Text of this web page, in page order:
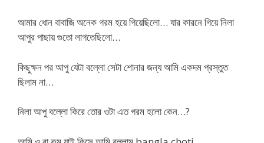
আমার ধোন বাবাজি অনেক গরম হয়ে গিয়েছিলো… যার কারনে গিয়ে নিলা
আপুর পাছায় গুতো লাগতেছিলো…
কিছুক্ষন পর আপু যেটা বল্লো সেটা শোনার জন্য আমি একদম প্রস্তুত
ছিলাম না…
নিলা আপু বল্লো কিরে তোর ওটা এত গরম হলো কেন…?